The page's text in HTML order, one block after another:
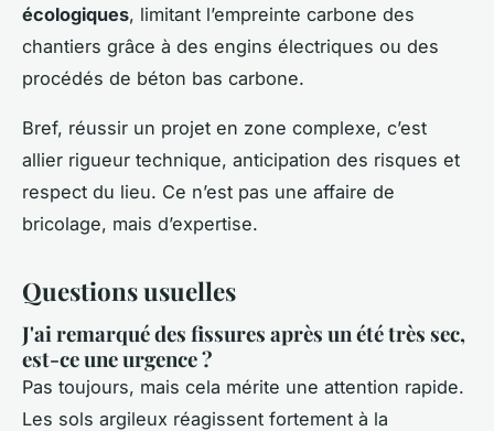
écologiques, limitant l’empreinte carbone des
chantiers grâce à des engins électriques ou des
procédés de béton bas carbone.
Bref, réussir un projet en zone complexe, c’est
allier rigueur technique, anticipation des risques et
respect du lieu. Ce n’est pas une affaire de
bricolage, mais d’expertise.
Questions usuelles
J'ai remarqué des fissures après un été très sec,
est-ce une urgence ?
Pas toujours, mais cela mérite une attention rapide.
Les sols argileux réagissent fortement à la